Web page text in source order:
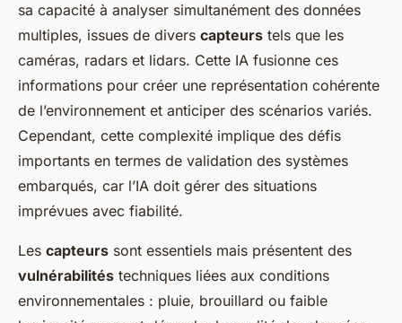
sa capacité à analyser simultanément des données
multiples, issues de divers capteurs tels que les
caméras, radars et lidars. Cette IA fusionne ces
informations pour créer une représentation cohérente
de l’environnement et anticiper des scénarios variés.
Cependant, cette complexité implique des défis
importants en termes de validation des systèmes
embarqués, car l’IA doit gérer des situations
imprévues avec fiabilité.
Les capteurs sont essentiels mais présentent des
vulnérabilités techniques liées aux conditions
environnementales : pluie, brouillard ou faible